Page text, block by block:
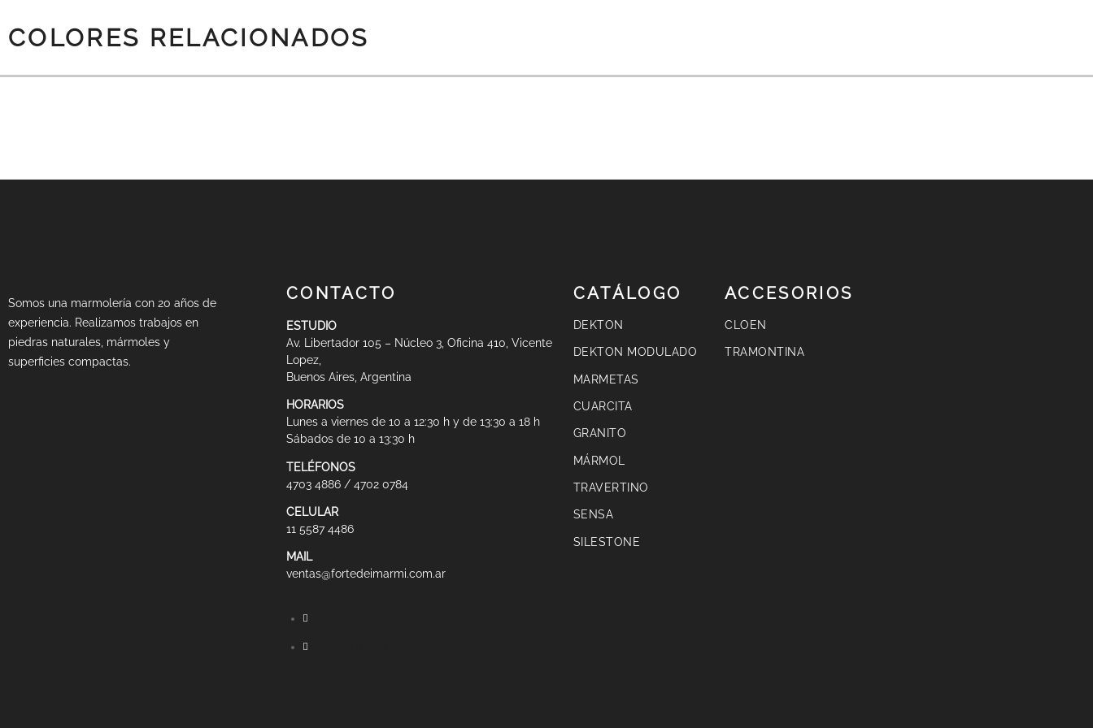
COLORES RELACIONADOS
Somos una marmolería con 20 años de
experiencia. Realizamos trabajos en
piedras naturales, mármoles y
superficies compactas.
CONTACTO
ESTUDIO
Av. Libertador 105 – Núcleo 3, Oficina 410, Vicente
Lopez,
Buenos Aires, Argentina
HORARIOS
Lunes a viernes de 10 a 12:30 h y de 13:30 a 18 h
Sábados de 10 a 13:30 h
TELÉFONOS
4703 4886 / 4702 0784
CELULAR
11 5587 4486
MAIL
ventas@fortedeimarmi.com.ar
CATÁLOGO
DEKTON
DEKTON MODULADO
MARMETAS
CUARCITA
GRANITO
MÁRMOL
TRAVERTINO
SENSA
SILESTONE
ACCESORIOS
CLOEN
TRAMONTINA